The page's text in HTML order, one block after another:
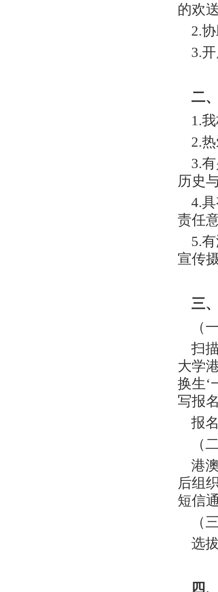
的欢
2.
3.
二
1.
2.
3.
历史
4.
责任
5.
宣传
三
（
扫
大学
换生‘
写报
报
（
港
后组
短信
（
选
四